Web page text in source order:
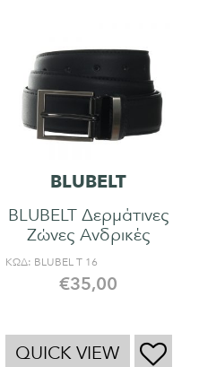
BLUBELT
BLUBELT Δερμάτινες
Ζώνες Ανδρικές
ΚΩΔ: BLUBEL T 16
€35,00
QUICK VIEW